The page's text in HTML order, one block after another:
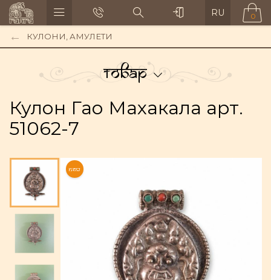
RU 0
КУЛОНИ, АМУЛЕТИ
Товар
Кулон Гао Махакала арт.
51062-7
NEW